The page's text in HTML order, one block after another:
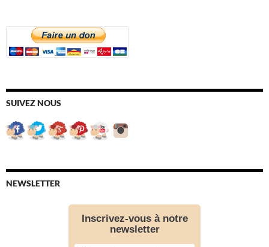
SUIVEZ NOUS
NEWSLETTER
Inscrivez-vous à notre
newsletter